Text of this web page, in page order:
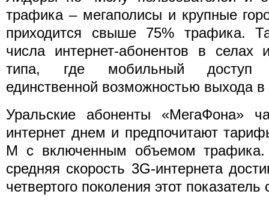
трафика – мегаполисы и крупные
приходится свыше 75% трафика.
числа интернет-абонентов в селах
типа, где мобильный доступ
единственной возможностью выхода в
Уральские абоненты «МегаФона»
интернет днем и предпочитают
М с включенным объемом
средняя скорость 3G-интернета
четвертого поколения этот